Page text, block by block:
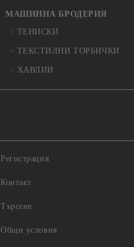
МАШИННА БРОДЕРИЯ
ТЕНИСКИ
ТЕКСТИЛНИ ТОРБИЧКИ
ХАВЛИИ
Регистрация
Контакт
Търсене
Общи условия